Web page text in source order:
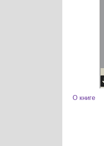
О книге